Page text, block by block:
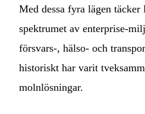
Med dessa fyra lägen täcker
spektrumet av enterprise-
försvars-, hälso- och
historiskt har varit
molnlösningar.